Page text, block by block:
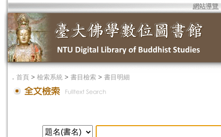
網站導覽
． 首頁 > 檢索系統 > 書目檢索 > 書目明細